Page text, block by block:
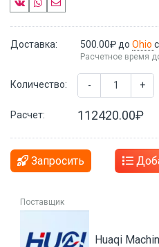
Доставка: 500.00₽ до Ohio
Расчетное время
Количество: - +
Расчет: 112420.00₽
Запросить
Поставщик
Huaqi